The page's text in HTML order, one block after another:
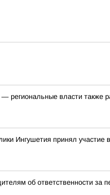
власти также
Ингушетия принял
об ответственности за